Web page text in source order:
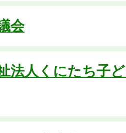
会
法人くにたち子